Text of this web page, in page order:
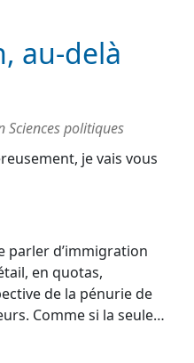
au-delà
Sciences politiques
je vais vous
parler d’immigration
en quotas,
de la pénurie de
Comme si la seule…